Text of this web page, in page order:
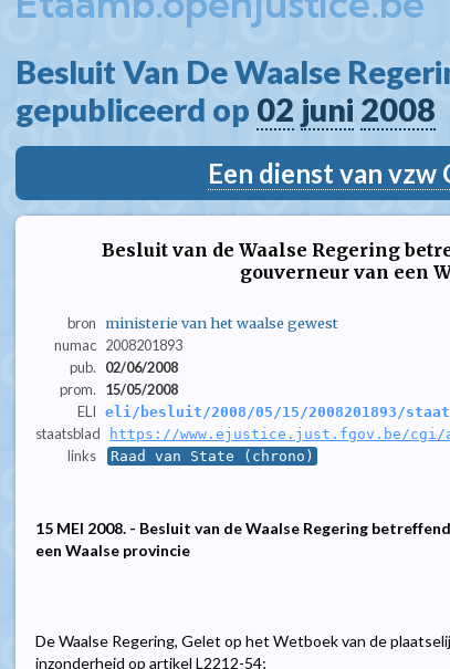
Besluit Van De Waalse
gepubliceerd op 02 juni 2008
Een dienst van vzw
Besluit van de Waalse Regering
gouverneur van een
bron ministerie van het waalse gewest
numac 2008201893
pub.
02/06/2008
prom.
15/05/2008
ELI eli/besluit/2008/05/15/2008201893/
staatsblad https://www.ejustice.just.fgov.be/
links Raad van State (chrono)
15 MEI 2008. - Besluit van de Waalse Regering
een Waalse provincie
De Waalse Regering, Gelet op het Wetboek van de
inzonderheid op artikel L2212-54;